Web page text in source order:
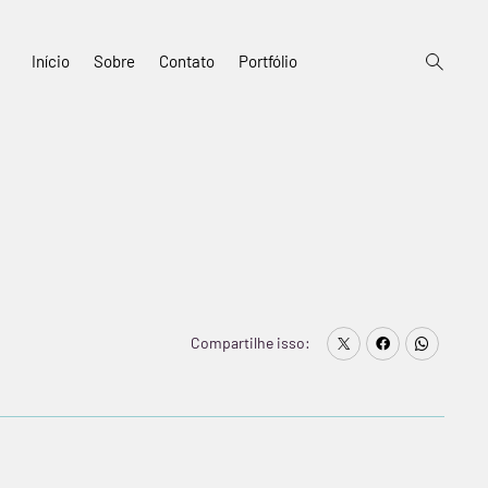
Início Sobre Contato Portfólio
open
search
Compartilhe isso: